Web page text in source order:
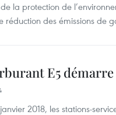
la protection de
réduction des émissions de
E5
2018, les stations-